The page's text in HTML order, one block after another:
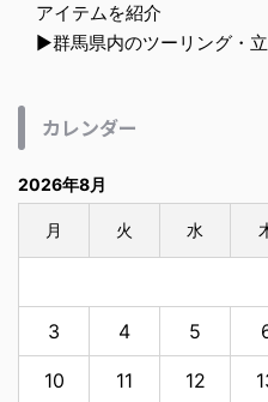
アイテムを紹介
▶︎群馬県内のツーリング・
カレンダー
2026年8月
月 火 水
3 4 5
10 11 12